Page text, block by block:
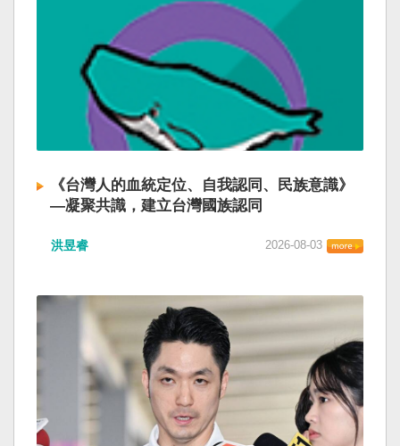
《台灣人的血統定位、自我認同、民族意識》
—凝聚共識，建立台灣國族認同
洪昱睿 2026-08-03